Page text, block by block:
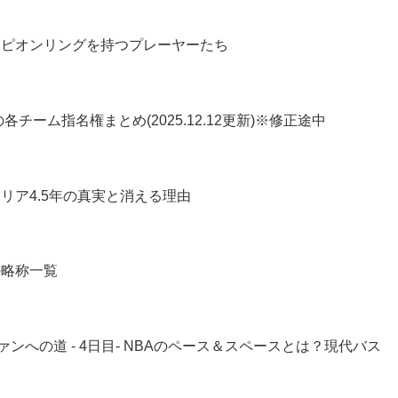
オンリングを持つプレーヤーたち
各チーム指名権まとめ(2025.12.12更新)※修正途中
ア4.5年の真実と消える理由
称一覧
ンへの道 - 4日目- NBAのペース＆スペースとは？現代バス